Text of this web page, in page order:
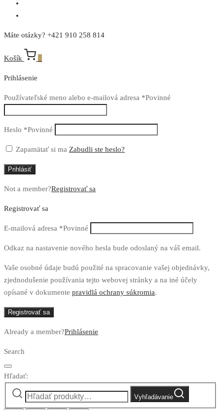
Máte otázky? +421 910 258 814
Košík
Prihlásenie
Používateľské meno alebo e-mailová adresa *Povinné
Heslo *Povinné
Zapamätať si ma Zabudli ste heslo?
Prihlásiť
Not a member?Registrovať sa
Registrovať sa
E-mailová adresa *Povinné
Odkaz na nastavenie nového hesla bude odoslaný na váš email.
Vaše osobné údaje budú použité na spracovanie vašej objednávky,
zjednodušenie používania tejto webovej stránky a na iné účely
opísané v dokumente pravidlá ochrany súkromia.
Registrovať sa
Already a member?Prihlásenie
Search
Hľadať:
Vyhľadávanie